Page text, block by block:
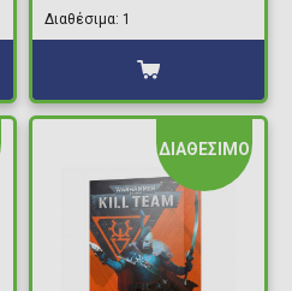
Διαθέσιμα: 1
ΔΙΑΘΕΣΙΜΟ